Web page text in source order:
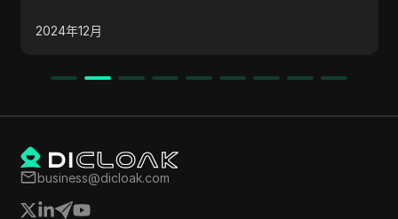
等場景，提供了有效的網路安全解決方案。
business@dicloak.com